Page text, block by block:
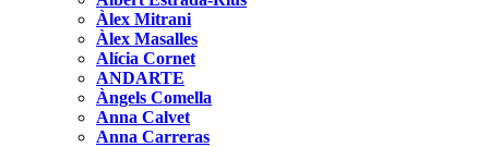
Àlex Mitrani
Àlex Masalles
Alícia Cornet
ANDARTE
Àngels Comella
Anna Calvet
Anna Carreras